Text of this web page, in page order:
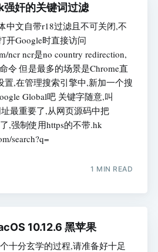
奸的关键词过滤
中文自带r18过滤且不可关闭,不
开Google时直接访问
ncr ncr是no country redirection,
令 但是最多的场景是Chrome直
置,在管理搜索引擎中,新加一个搜
Global吧 关键字随意,叫
最重要了,从网页源码中把
,强制使用https的不带.hk
search?q=
1 MIN READ
10.12.6 黑苹果
十分玄学的过程,请准备好十足